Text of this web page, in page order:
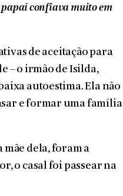
papai confiava muito em
de aceitação para
– o irmão de Isilda,
autoestima. Ela não
e formar uma família
mãe dela, foram a
o casal foi passear na